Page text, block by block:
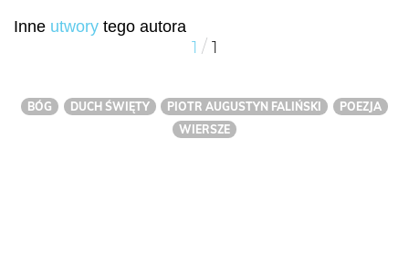
Inne utwory tego autora
1 / 1
BÓG DUCH ŚWIĘTY PIOTR AUGUSTYN FALIŃSKI
POEZJA
WIERSZE